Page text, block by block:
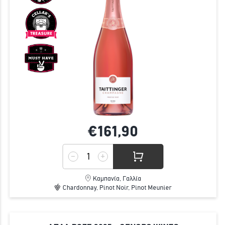
€161,90
Καμπανία, Γαλλία
Chardonnay, Pinot Noir, Pinot Meunier